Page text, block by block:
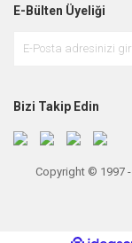
E-Bülten Üyeliği
Bizi Takip Edin
Copyright © 1997 -